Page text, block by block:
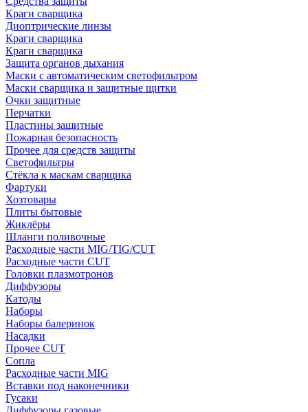
Краги сварщика
Диоптрические линзы
Краги сварщика
Краги сварщика
Защита органов дыхания
Маски с автоматическим светофильтром
Маски сварщика и защитные щитки
Очки защитные
Перчатки
Пластины защитные
Пожарная безопасность
Прочее для средств защиты
Светофильтры
Стёкла к маскам сварщика
Фартуки
Хозтовары
Плиты бытовые
Жиклёры
Шланги поливочные
Расходные части MIG/TIG/CUT
Расходные части CUT
Головки плазмотронов
Диффузоры
Катоды
Наборы
Наборы балеринок
Насадки
Прочее CUT
Сопла
Расходные части MIG
Вставки под наконечники
Гусаки